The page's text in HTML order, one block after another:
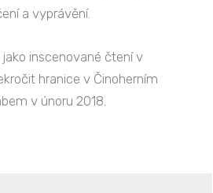
a vyprávění.
inscenované čtení v
hranice v Činoherním
v únoru 2018.